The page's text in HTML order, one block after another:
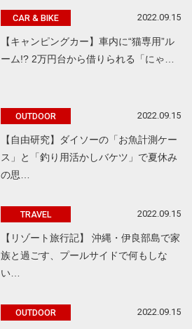
CAR & BIKE 2022.09.15
【キャンピングカー】車内に“猫専用”ル
ーム!? 2万円台から借りられる「にゃ…
OUTDOOR 2022.09.15
【自由研究】ダイソーの「お魚計測ケー
ス」と「釣り用活かしバケツ」で夏休み
の思…
TRAVEL 2022.09.15
【リゾート旅行記】 沖縄・伊良部島で家
族と過ごす、プールサイドで何もしな
い…
OUTDOOR 2022.09.15